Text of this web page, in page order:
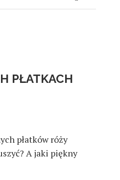
PŁATKACH
płatków róży
A jaki piękny